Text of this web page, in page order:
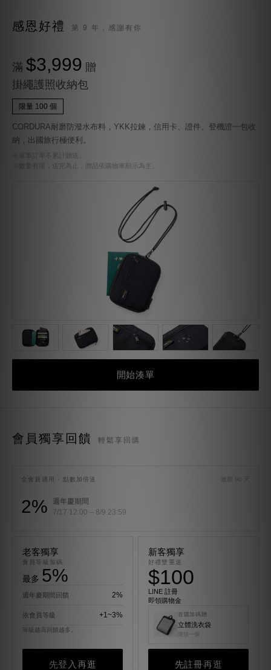
感恩好禮 第 9 年，感謝有你
滿 $3,999 贈
掛繩護照收納包
限量 100 個
CORDURA耐磨防潑水布料，YKK拉鍊，信用卡、證件、登機證一包收
納，出國旅行極便利。
※單筆訂單不累計贈送。
※數量有限，送完為止，贈品依購物車顯示為主。
開始湊單
會員獨享回饋 輕鬆享回購
全會員適用 · 點數加倍送 效期 90 天
2%
週年慶期間
7/17 12:00 – 8/9 23:59
老客獨享
會員等級加碼
最多 5%
週年慶期間回饋 2%
依會員等級 +1~3%
等級越高回饋越多。
先登入再逛
新客獨享
好禮雙重送
$100
LINE 註冊
即領購物金
首購加碼贈
立體洗衣袋
限領一個
先註冊再逛